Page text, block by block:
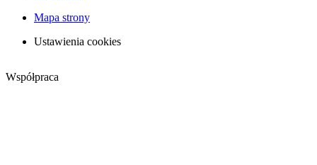
Mapa strony
Ustawienia cookies
Współpraca